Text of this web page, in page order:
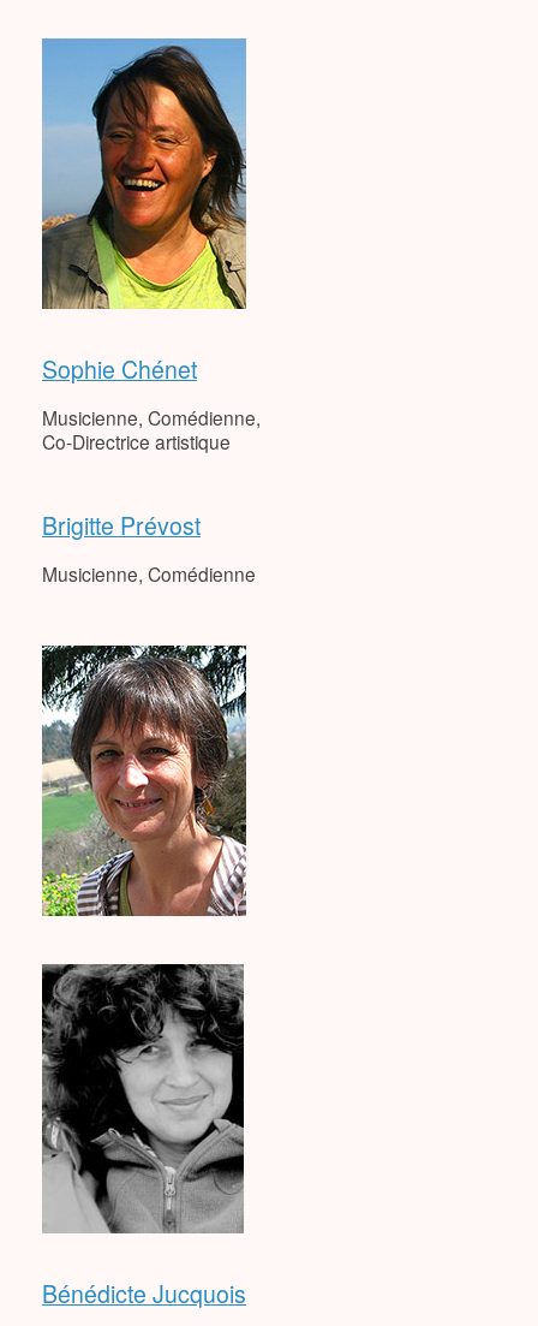
Sophie Chénet
Musicienne, Comédienne,
Co-Directrice artistique
Brigitte Prévost
Musicienne, Comédienne
Bénédicte Jucquois